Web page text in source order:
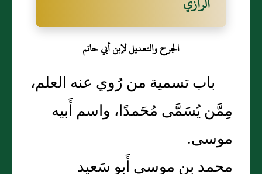
الجرح والتعديل لإبن أبي حاتم
باب تسمية من رُوي عنه العلم،
مِمَّن يُسَمَّى مُحَمدًا، واسم أَبيه
موسى.
محمد بن موسى أَبو سَعيد